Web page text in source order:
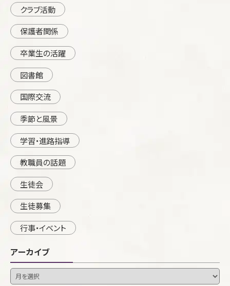
クラブ活動
保護者関係
卒業生の活躍
図書館
国際交流
季節と風景
学習・進路指導
教職員の話題
生徒会
生徒募集
行事・イベント
アーカイブ